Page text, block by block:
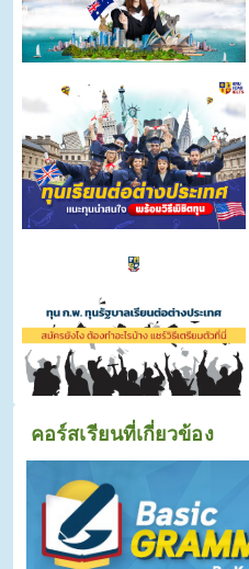
คอร์สเรียนที่เกี่ยวข้อง